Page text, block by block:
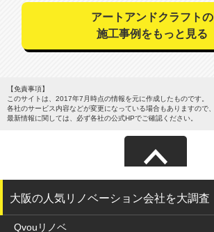
アートアンドクラフトの
施工事例をもっと見る
【免責事項】
このサイトは、2017年7月時点の情報を元に作成したものです。
各社のサービス内容などが変更になっている場合もありますので、
最新情報に関しては、必ず各社の公式HPでご確認ください。
大阪の人気リノベーション会社を大調査
Qvouリノベ